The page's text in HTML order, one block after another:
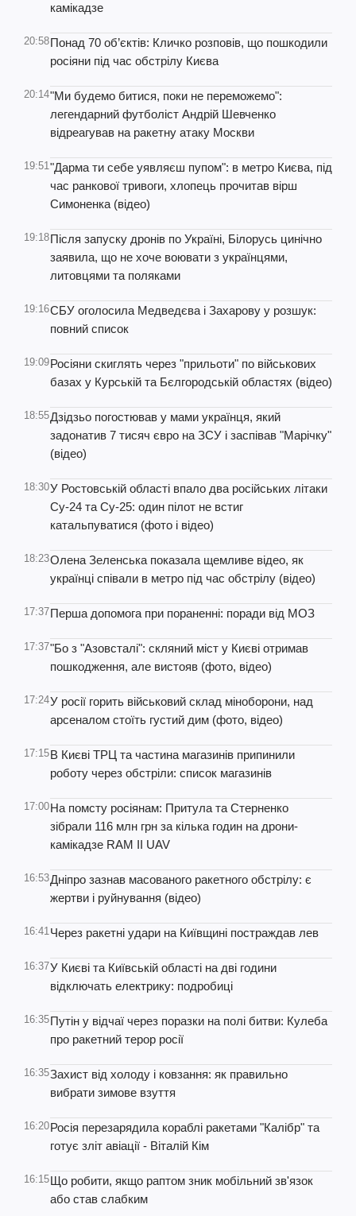
камікадзе
20:58Понад 70 об’єктів: Кличко розповів, що пошкодили
росіяни під час обстрілу Києва
20:14"Ми будемо битися, поки не переможемо":
легендарний футболіст Андрій Шевченко
відреагував на ракетну атаку Москви
19:51"Дарма ти себе уявляєш пупом": в метро Києва, під
час ранкової тривоги, хлопець прочитав вірш
Симоненка (відео)
19:18Після запуску дронів по Україні, Білорусь цинічно
заявила, що не хоче воювати з українцями,
литовцями та поляками
19:16СБУ оголосила Медведєва і Захарову у розшук:
повний список
19:09Росіяни скиглять через "прильоти" по військових
базах у Курській та Бєлгородській областях (відео)
18:55Дзідзьо погостював у мами українця, який
задонатив 7 тисяч євро на ЗСУ і заспівав "Марічку"
(відео)
18:30У Ростовській області впало два російських літаки
Су-24 та Су-25: один пілот не встиг
катальпуватися (фото і відео)
18:23Олена Зеленська показала щемливе відео, як
українці співали в метро під час обстрілу (відео)
17:37Перша допомога при пораненні: поради від МОЗ
17:37"Бо з "Азовсталі": скляний міст у Києві отримав
пошкодження, але вистояв (фото, відео)
17:24У росії горить військовий склад міноборони, над
арсеналом стоїть густий дим (фото, відео)
17:15В Києві ТРЦ та частина магазинів припинили
роботу через обстріли: список магазинів
17:00На помсту росіянам: Притула та Стерненко
зібрали 116 млн грн за кілька годин на дрони-
камікадзе RAM ІІ UAV
16:53Дніпро зазнав масованого ракетного обстрілу: є
жертви і руйнування (відео)
16:41Через ракетні удари на Київщині постраждав лев
16:37У Києві та Київській області на дві години
відключать електрику: подробиці
16:35Путін у відчаї через поразки на полі битви: Кулеба
про ракетний терор росії
16:35Захист від холоду і ковзання: як правильно
вибрати зимове взуття
16:20Росія перезарядила кораблі ракетами "Калібр" та
готує зліт авіації - Віталій Кім
16:15Що робити, якщо раптом зник мобільний зв'язок
або став слабким